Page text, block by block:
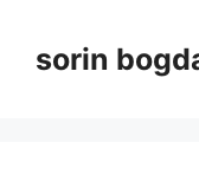
contentsorin